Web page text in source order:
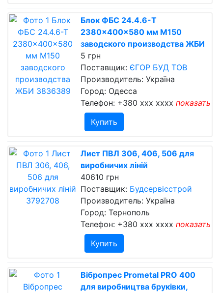
Блок ФБС 24.4.6-Т
2380×400×580 мм М150
заводского производства ЖБИ
5 грн
Поставщик: ЄГОР БУД ТОВ
Производитель: Україна
Город: Одесса
Телефон: +380 xxx xxxx показать
Купить
Лист ПВЛ 306, 406, 506 для
виробничих ліній
40610 грн
Поставщик: Будсервісстрой
Производитель: Україна
Город: Тернополь
Телефон: +380 xxx xxxx показать
Купить
Вібропрес Prometal PRO 400
для виробництва бруківки,